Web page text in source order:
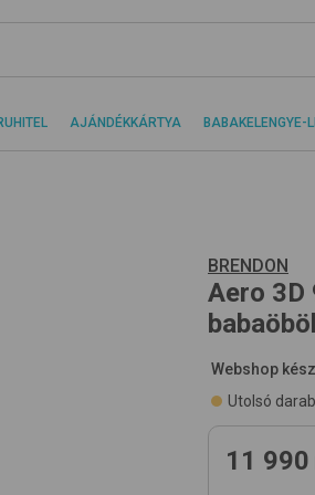
AJÁNDÉKKÁRTYA BABAKELENGYE-
BRENDON
Aero 3D
Webshop
Utolsó
11 990